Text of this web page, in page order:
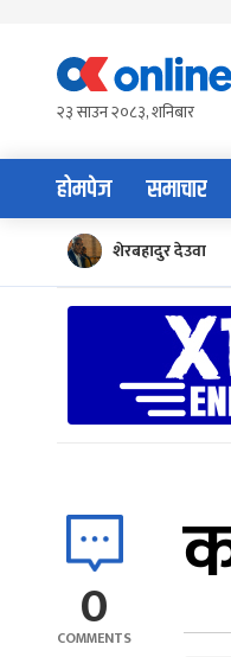
content२३ साउन २०८३, शनिबार
होमपेज समाचार
शेरबहादुर देउवा
0
COMMENTS